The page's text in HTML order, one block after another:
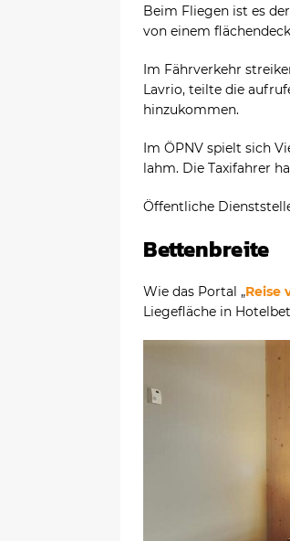
Beim Fliegen ist es
von einem
Im Fährverkehr
Lavrio, teilte die
hinzukommen.
Im ÖPNV spielt sich
lahm. Die Taxifahrer
Öffentliche
Bettenbreite
Wie das Portal „Reise
Liegefläche in